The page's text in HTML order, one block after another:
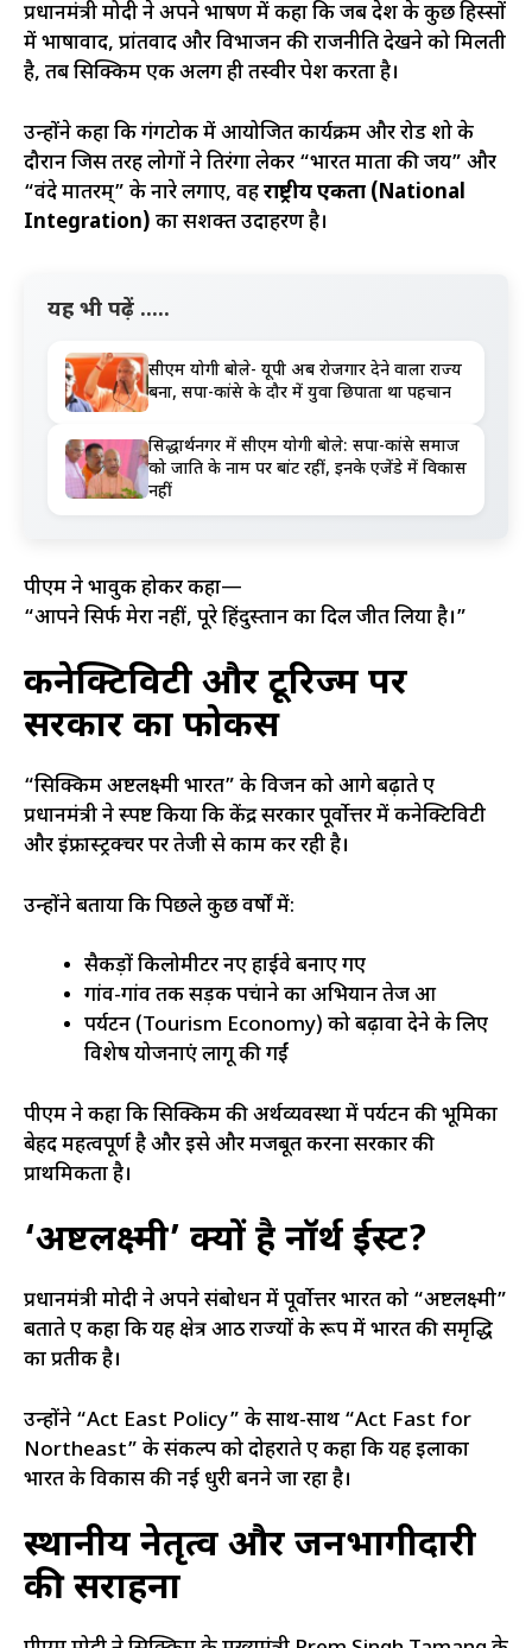
प्रधानमंत्री मोदी ने अपने भाषण में कहा कि जब देश के कुछ हिस्सों
में भाषावाद, प्रांतवाद और विभाजन की राजनीति देखने को मिलती
है, तब सिक्किम एक अलग ही तस्वीर पेश करता है।
उन्होंने कहा कि गंगटोक में आयोजित कार्यक्रम और रोड शो के
दौरान जिस तरह लोगों ने तिरंगा लेकर “भारत माता की जय” और
“वंदे मातरम्” के नारे लगाए, वहराष्ट्रीय एकता (National
Integration) का सशक्त उदाहरण है।
यह भी पढ़ें .....
सीएम योगी बोले- यूपी अब रोजगार देने वाला राज्य
बना, सपा-कांग्रेस के दौर में युवा छिपाता था पहचान
सिद्धार्थनगर में सीएम योगी बोले: सपा-कांग्रेस समाज
को जाति के नाम पर बांट रहीं, इनके एजेंडे में विकास
नहीं
पीएम ने भावुक होकर कहा—
“आपने सिर्फ मेरा नहीं, पूरे हिंदुस्तान का दिल जीत लिया है।”
कनेक्टिविटी और टूरिज्म पर
सरकार का फोकस
“सिक्किम अष्टलक्ष्मी भारत” के विजन को आगे बढ़ाते हुए
प्रधानमंत्री ने स्पष्ट किया कि केंद्र सरकार पूर्वोत्तर में कनेक्टिविटी
और इंफ्रास्ट्रक्चर पर तेजी से काम कर रही है।
उन्होंने बताया कि पिछले कुछ वर्षों में:
सैकड़ों किलोमीटर नए हाईवे बनाए गए
गांव-गांव तक सड़क पहुंचाने का अभियान तेज हुआ
पर्यटन (Tourism Economy) को बढ़ावा देने के लिए
विशेष योजनाएं लागू की गईं
पीएम ने कहा कि सिक्किम की अर्थव्यवस्था में पर्यटन की भूमिका
बेहद महत्वपूर्ण है और इसे और मजबूत करना सरकार की
प्राथमिकता है।
‘अष्टलक्ष्मी’ क्यों है नॉर्थ ईस्ट?
प्रधानमंत्री मोदी ने अपने संबोधन में पूर्वोत्तर भारत को “अष्टलक्ष्मी”
बताते हुए कहा कि यह क्षेत्र आठ राज्यों के रूप में भारत की समृद्धि
का प्रतीक है।
उन्होंने “Act East Policy” के साथ-साथ “Act Fast for
Northeast” के संकल्प को दोहराते हुए कहा कि यह इलाका
भारत के विकास की नई धुरी बनने जा रहा है।
स्थानीय नेतृत्व और जनभागीदारी
की सराहना